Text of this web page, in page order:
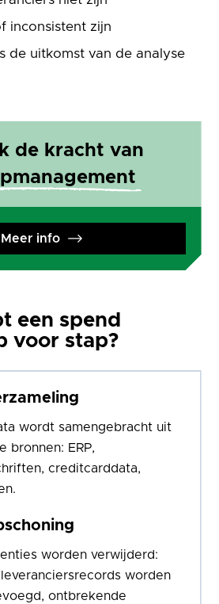
inconsistent zijn
de uitkomst van de analyse
de kracht van
Meer info
een spend
voor stap?
wordt samengebracht uit
bronnen: ERP,
creditcarddata,
worden verwijderd:
worden
ontbrekende